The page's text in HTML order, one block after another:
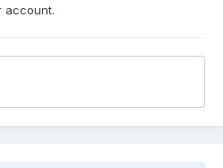
account.